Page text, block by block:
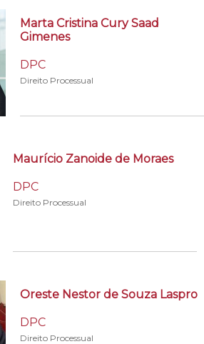
Marta Cristina Cury Saad
Gimenes
DPC
Direito Processual
Maurício Zanoide de Moraes
DPC
Direito Processual
Oreste Nestor de Souza Laspro
DPC
Direito Processual